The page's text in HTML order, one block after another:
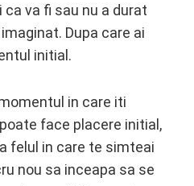
va fi sau nu a durat
Dupa care ai
initial.
in care iti
face placere initial,
felul in care te simteai
nou sa inceapa sa se